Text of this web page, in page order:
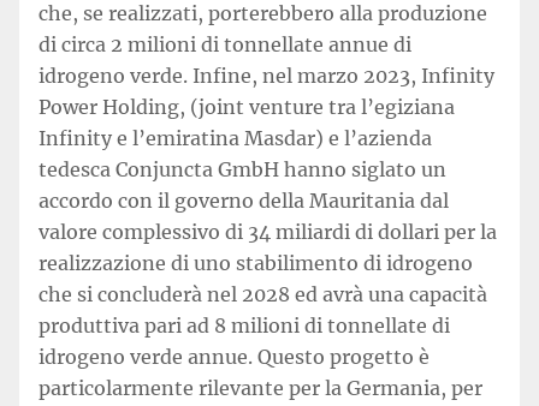
che, se realizzati, porterebbero alla produzione
di circa 2 milioni di tonnellate annue di
idrogeno verde. Infine, nel marzo 2023, Infinity
Power Holding, (joint venture tra l’egiziana
Infinity e l’emiratina Masdar) e l’azienda
tedesca Conjuncta GmbH hanno siglato un
accordo con il governo della Mauritania dal
valore complessivo di 34 miliardi di dollari per la
realizzazione di uno stabilimento di idrogeno
che si concluderà nel 2028 ed avrà una capacità
produttiva pari ad 8 milioni di tonnellate di
idrogeno verde annue. Questo progetto è
particolarmente rilevante per la Germania, per